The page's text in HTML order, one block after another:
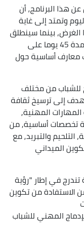
البرنامج, أن
وتمتد إلى غاية
بينما سينطلق
البرنامج التكويني ابتداء من الـ15 جوان لمدة 45 يوما على
أساسية حول
من مختلف
15 و27 سنة, ويهدف إلى ترسيخ ثقافة
المهنية,
أساسية, من
والتبريد, مع
الميداني
في إطار "رؤية
من تكوين
المهني للشباب